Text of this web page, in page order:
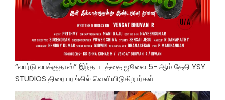
“லார்டு லபக்குதாஸ்” இந்த படத்தை ஜூலை 5- ஆம் தேதி YSY
STUDIOS திரையரங்கில் வெளியிடுகிறார்கள்